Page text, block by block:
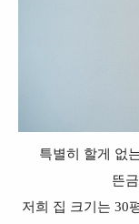
특별히 할게 없
뜬
저희 집 크기는 30